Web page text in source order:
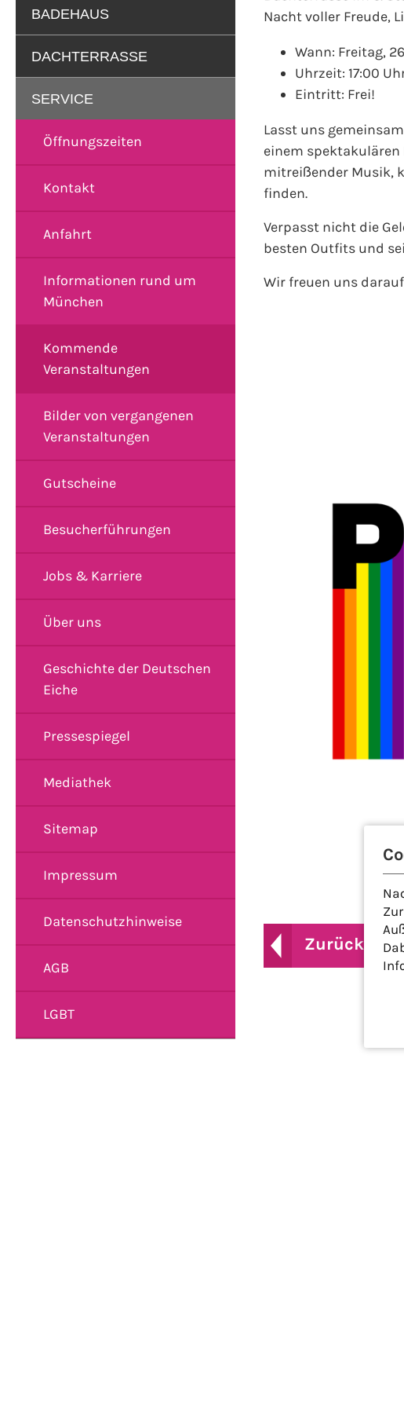
BADEHAUS
DACHTERRASSE
SERVICE
Öffnungszeiten
Kontakt
Anfahrt
Informationen rund um
München
Kommende
Veranstaltungen
Bilder von vergangenen
Veranstaltungen
Gutscheine
Besucherführungen
Jobs & Karriere
Über uns
Geschichte der Deutschen
Eiche
Pressespiegel
Mediathek
Sitemap
Impressum
Datenschutzhinweise
AGB
LGBT
Nacht voller Freude,
Wann: Freitag,
Uhrzeit: 17:00
Eintritt: Frei!
Lasst uns
einem
mitreißender Musik,
finden.
Verpasst nicht die
besten Outfits und
Wir freuen uns
Zurück